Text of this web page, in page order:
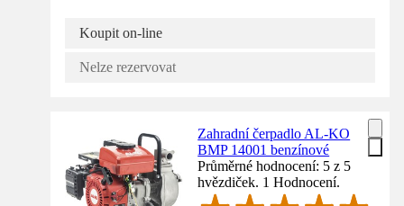
Koupit on-line
Nelze rezervovat
Zahradní čerpadlo AL-KO
BMP 14001 benzínové
Průměrné hodnocení: 5 z 5
hvězdiček. 1 Hodnocení.